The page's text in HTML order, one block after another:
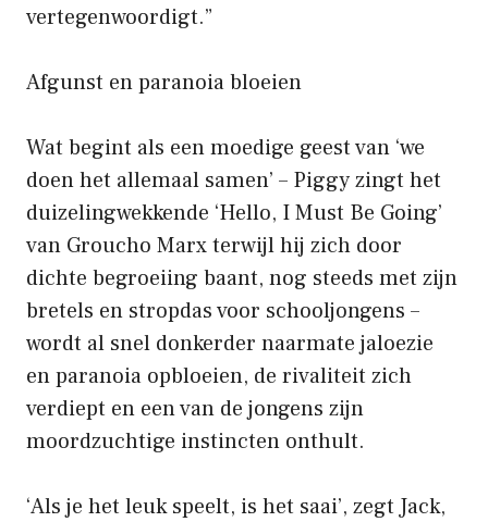
vertegenwoordigt.”
Afgunst en paranoia bloeien
Wat begint als een moedige geest van ‘we
doen het allemaal samen’ – Piggy zingt het
duizelingwekkende ‘Hello, I Must Be Going’
van Groucho Marx terwijl hij zich door
dichte begroeiing baant, nog steeds met zijn
bretels en stropdas voor schooljongens –
wordt al snel donkerder naarmate jaloezie
en paranoia opbloeien, de rivaliteit zich
verdiept en een van de jongens zijn
moordzuchtige instincten onthult.
‘Als je het leuk speelt, is het saai’, zegt Jack,